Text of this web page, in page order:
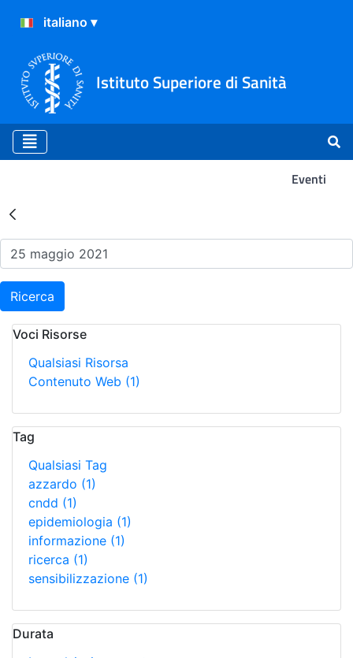
Istituto Superiore di Sanità
Eventi
Risultati della Ricerca -
Ricerca
Voci Risorse
Qualsiasi Risorsa
Contenuto Web (1)
Tag
Qualsiasi Tag
azzardo (1)
cndd (1)
epidemiologia (1)
informazione (1)
ricerca (1)
sensibilizzazione (1)
Durata